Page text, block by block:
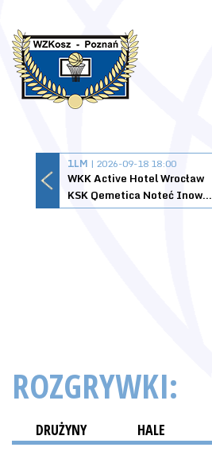
1LM | 2026-09-18 18:00
WKK Active Hotel Wrocław
KSK Qemetica Noteć Inowrocław
ROZGRYWKI:
DRUŻYNY HALE